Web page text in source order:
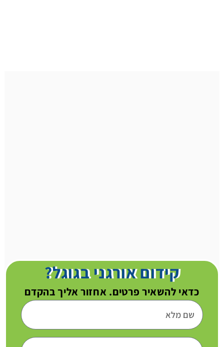
קידום אורגני בגוגל?
כדאי להשאיר פרטים. אחזור אליך בהקדם